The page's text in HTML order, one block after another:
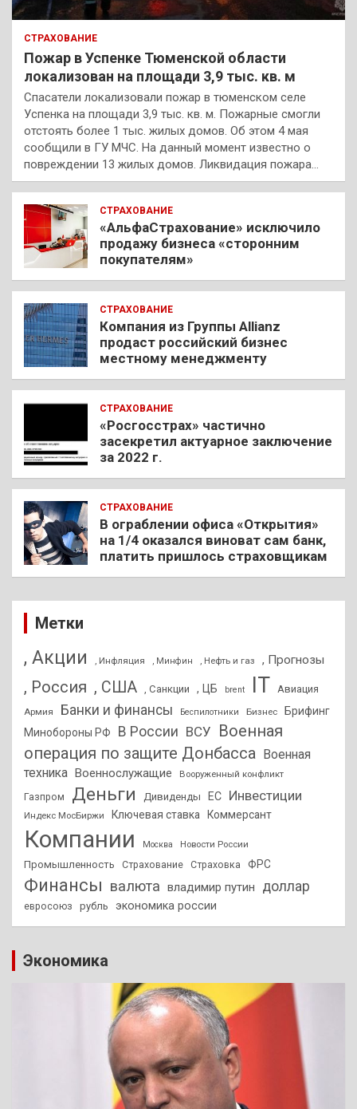
СТРАХОВАНИЕ
Пожар в Успенке Тюменской области
локализован на площади 3,9 тыс. кв. м
Спасатели локализовали пожар в тюменском селе
Успенка на площади 3,9 тыс. кв. м. Пожарные смогли
отстоять более 1 тыс. жилых домов. Об этом 4 мая
сообщили в ГУ МЧС. На данный момент известно о
повреждении 13 жилых домов. Ликвидация пожара…
СТРАХОВАНИЕ
«АльфаСтрахование» исключило
продажу бизнеса «сторонним
покупателям»
СТРАХОВАНИЕ
Компания из Группы Allianz
продаст российский бизнес
местному менеджменту
СТРАХОВАНИЕ
«Росгосстрах» частично
засекретил актуарное заключение
за 2022 г.
СТРАХОВАНИЕ
В ограблении офиса «Открытия»
на 1/4 оказался виноват сам банк,
платить пришлось страховщикам
Метки
, Акции , Инфляция , Минфин , Нефть и газ , Прогнозы
, Россия , США , Санкции , ЦБ brent IT Авиация
Армия Банки и финансы Беспилотники Бизнес
Брифинг
Минобороны РФ
В России ВСУ Военная
операция по защите Донбасса Военная
техника Военнослужащие Вооруженный конфликт
Газпром Деньги Дивиденды ЕС Инвестиции
Индекс МосБиржи Ключевая ставка Коммерсант
Компании Москва Новости России
Промышленность Страхование Страховка ФРС
Финансы валюта владимир путин доллар
евросоюз рубль экономика россии
Экономика